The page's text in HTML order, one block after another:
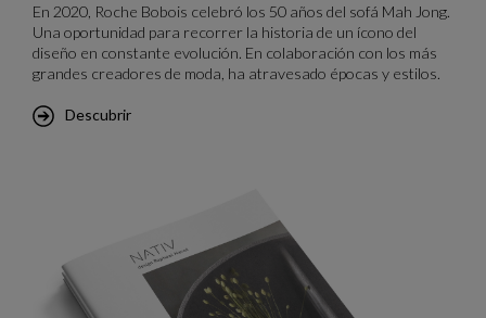
En 2020, Roche Bobois celebró los 50 años del sofá Mah Jong.
Una oportunidad para recorrer la historia de un ícono del
diseño en constante evolución. En colaboración con los más
grandes creadores de moda, ha atravesado épocas y estilos.
Descubrir